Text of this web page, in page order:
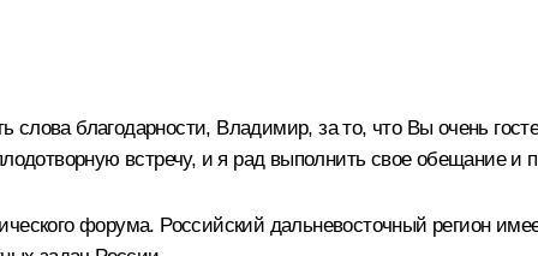
слова благодарности, Владимир, за то, что Вы очень
встречу, и я рад выполнить свое обещание и
форума. Российский дальневосточный регион